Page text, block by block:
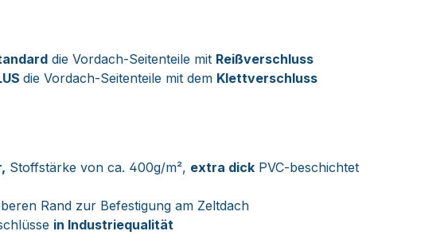
die Vordach-Seitenteile mit Reißverschluss
die Vordach-Seitenteile mit dem Klettverschluss
Stoffstärke von ca. 400g/m², extra dick PVC-beschichtet
Rand zur Befestigung am Zeltdach
in Industriequalität